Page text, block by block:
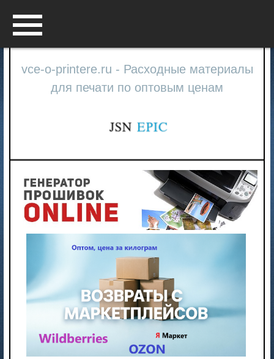
vce-o-printere.ru - Расходные материалы
для печати по оптовым ценам